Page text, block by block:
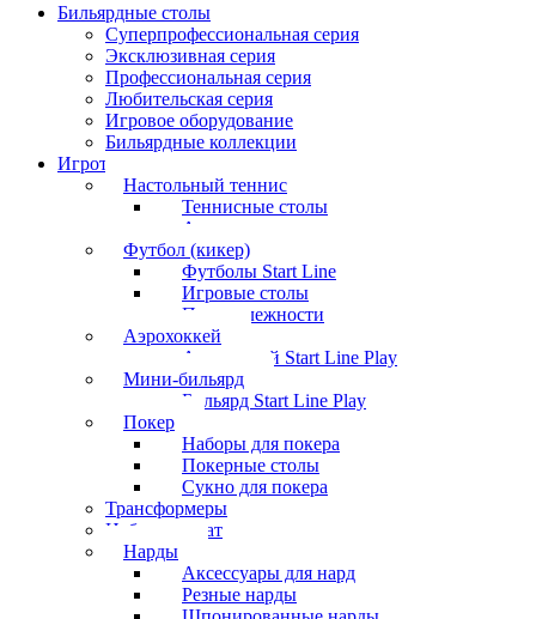
Бильярдные столы
Суперпрофессиональная серия
Эксклюзивная серия
Профессиональная серия
Любительская серия
Игровое оборудование
Бильярдные коллекции
Игротека
Настольный теннис
Теннисные столы
Аксессуары
Футбол (кикер)
Футболы Start Line
Игровые столы
Принадлежности
Аэрохоккей
Аэрохоккей Start Line Play
Мини-бильярд
Бильярд Start Line Play
Покер
Наборы для покера
Покерные столы
Сукно для покера
Трансформеры
Набор шахмат
Нарды
Аксессуары для нард
Резные нарды